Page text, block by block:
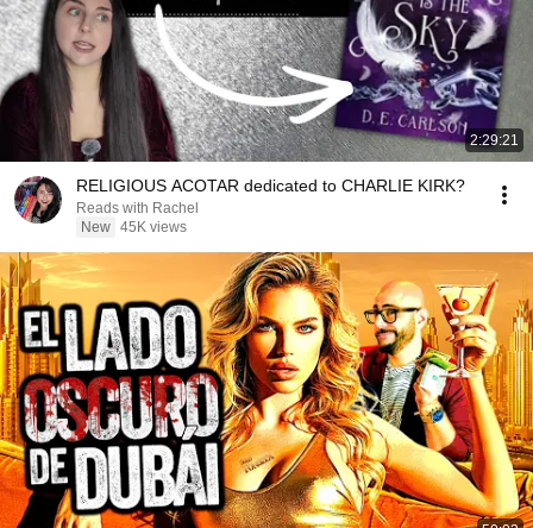
2:29:21
RELIGIOUS ACOTAR dedicated to CHARLIE KIRK?
Reads with Rachel
New 45K views